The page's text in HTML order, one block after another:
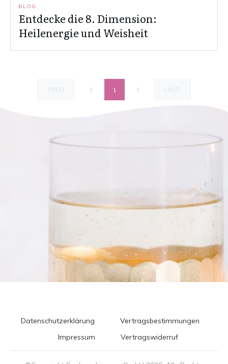
BLOG
Entdecke die 8. Dimension:
Heilenergie und Weisheit
FIRST 1 LAST
Datenschutzerklärung
Vertragsbestimmungen
Impressum
Vertragswiderruf